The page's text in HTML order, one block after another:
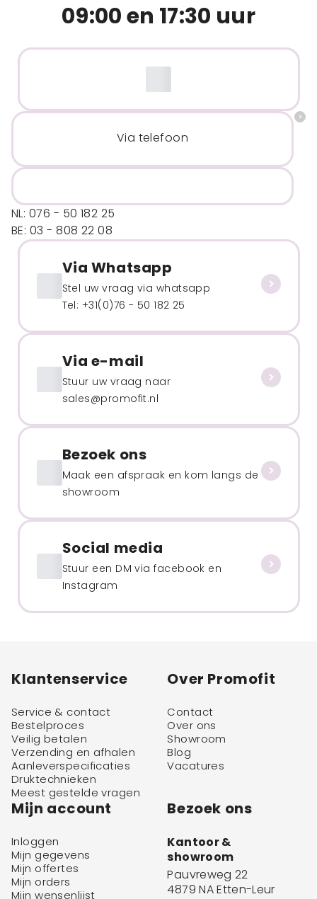
09:00 en 17:30 uur
Via telefoon
NL: 076 - 50 182 25
BE: 03 - 808 22 08
Via Whatsapp
Stel uw vraag via whatsapp
Tel: +31(0)76 - 50 182 25
Via e-mail
Stuur uw vraag naar
sales@promofit.nl
Bezoek ons
Maak een afspraak en kom langs de
showroom
Social media
Stuur een DM via facebook en
Instagram
Klantenservice
Service & contact
Bestelproces
Veilig betalen
Verzending en afhalen
Aanleverspecificaties
Druktechnieken
Meest gestelde vragen
Over Promofit
Contact
Over ons
Showroom
Blog
Vacatures
Mijn account
Inloggen
Mijn gegevens
Mijn offertes
Mijn orders
Mijn wensenlijst
Bezoek ons
Kantoor &
showroom
Pauvreweg 22
4879 NA Etten-Leur